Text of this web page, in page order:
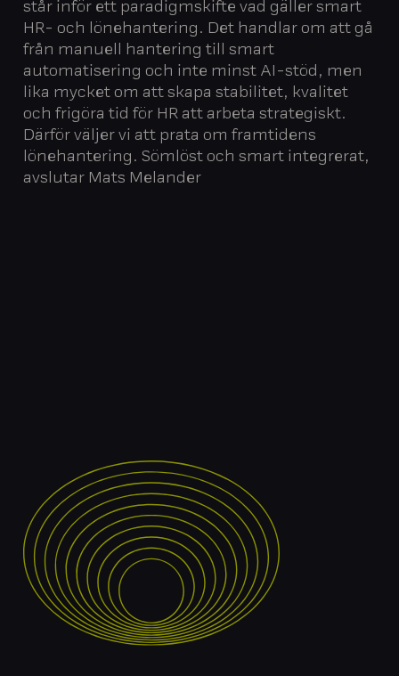
står inför ett paradigmskifte vad gäller smart
HR- och lönehantering. Det handlar om att gå
från manuell hantering till smart
automatisering och inte minst AI-stöd, men
lika mycket om att skapa stabilitet, kvalitet
och frigöra tid för HR att arbeta strategiskt.
Därför väljer vi att prata om framtidens
lönehantering. Sömlöst och smart integrerat,
avslutar Mats Melander